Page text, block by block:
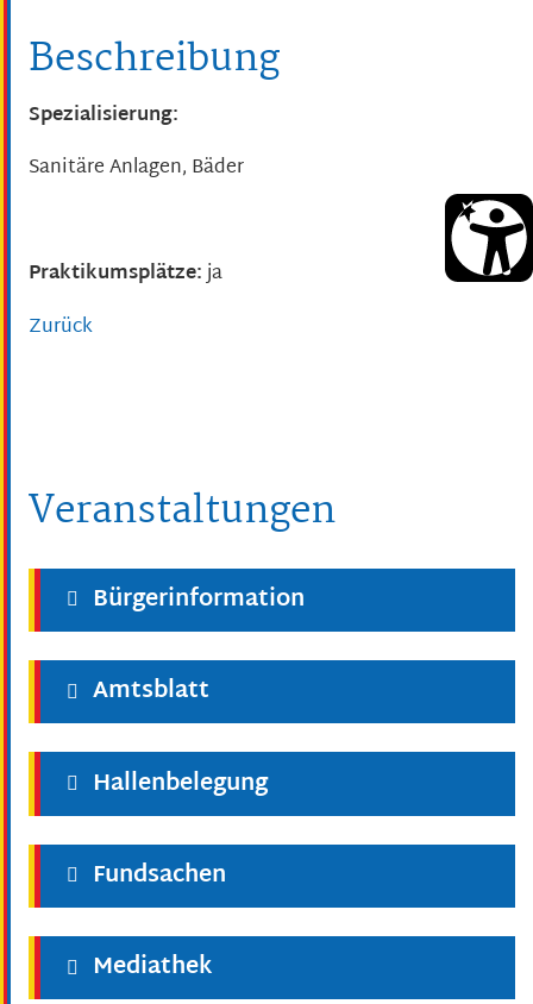
Beschreibung
Spezialisierung:
Sanitäre Anlagen, Bäder
Praktikumsplätze:ja
Zurück
Veranstaltungen
Bürgerinformation
Amtsblatt
Hallenbelegung
Fundsachen
Mediathek